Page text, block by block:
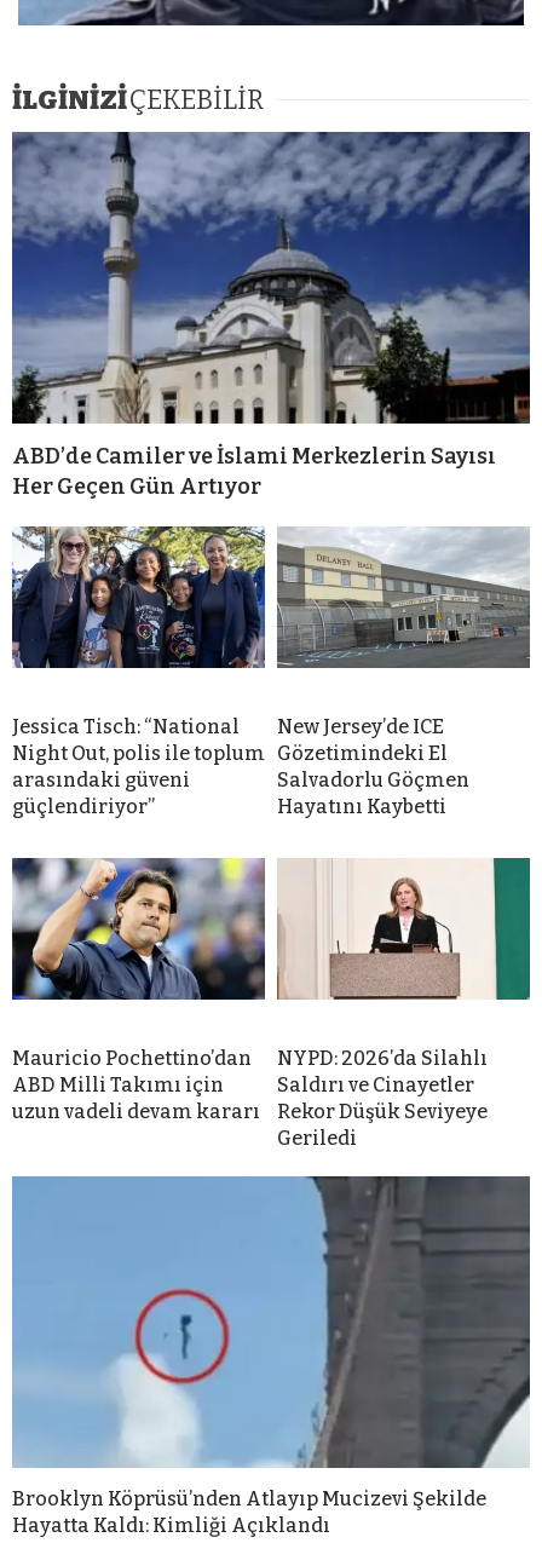
İLGİNİZİÇEKEBİLİR
ABD’de Camiler ve İslami Merkezlerin Sayısı
Her Geçen Gün Artıyor
Jessica Tisch: “National
Night Out, polis ile toplum
arasındaki güveni
güçlendiriyor”
New Jersey’de ICE
Gözetimindeki El
Salvadorlu Göçmen
Hayatını Kaybetti
Mauricio Pochettino’dan
ABD Milli Takımı için
uzun vadeli devam kararı
NYPD: 2026’da Silahlı
Saldırı ve Cinayetler
Rekor Düşük Seviyeye
Geriledi
Brooklyn Köprüsü’nden Atlayıp Mucizevi Şekilde
Hayatta Kaldı: Kimliği Açıklandı